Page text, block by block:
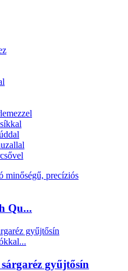
Qu...
gyűjtősín